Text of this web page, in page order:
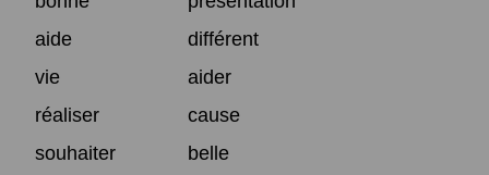
aide
différent
vie
aider
réaliser
cause
souhaiter
belle